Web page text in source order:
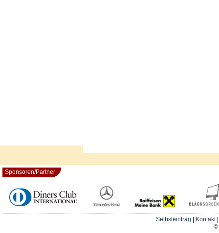
Sponsoren/Partner
Selbsteintrag Kontakt
©